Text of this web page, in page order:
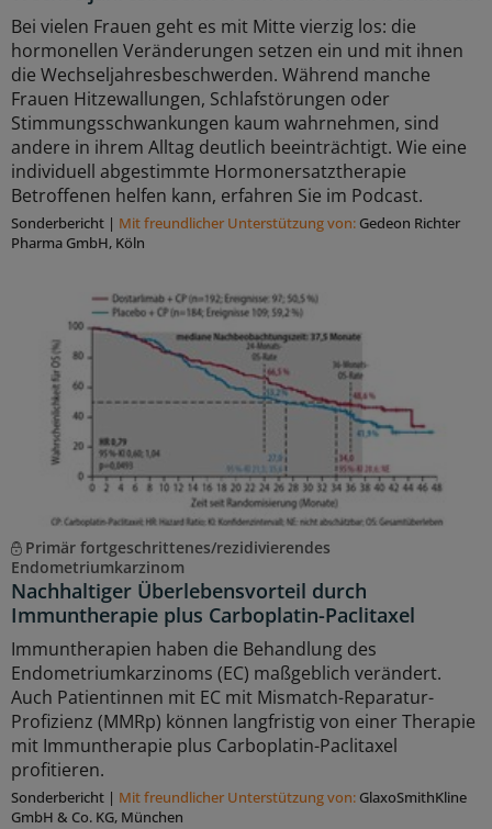
Bei vielen Frauen geht es mit Mitte vierzig los: die
hormonellen Veränderungen setzen ein und mit ihnen
die Wechseljahresbeschwerden. Während manche
Frauen Hitzewallungen, Schlafstörungen oder
Stimmungsschwankungen kaum wahrnehmen, sind
andere in ihrem Alltag deutlich beeinträchtigt. Wie eine
individuell abgestimmte Hormonersatztherapie
Betroffenen helfen kann, erfahren Sie im Podcast.
Sonderbericht | Mit freundlicher Unterstützung von: Gedeon Richter
Pharma GmbH, Köln
Primär fortgeschrittenes/rezidivierendes
Endometriumkarzinom
Nachhaltiger Überlebensvorteil durch
Immuntherapie plus Carboplatin-Paclitaxel
Immuntherapien haben die Behandlung des
Endometriumkarzinoms (EC) maßgeblich verändert.
Auch Patientinnen mit EC mit Mismatch-Reparatur-
Profizienz (MMRp) können langfristig von einer Therapie
mit Immuntherapie plus Carboplatin-Paclitaxel
profitieren.
Sonderbericht | Mit freundlicher Unterstützung von: GlaxoSmithKline
GmbH & Co. KG, München